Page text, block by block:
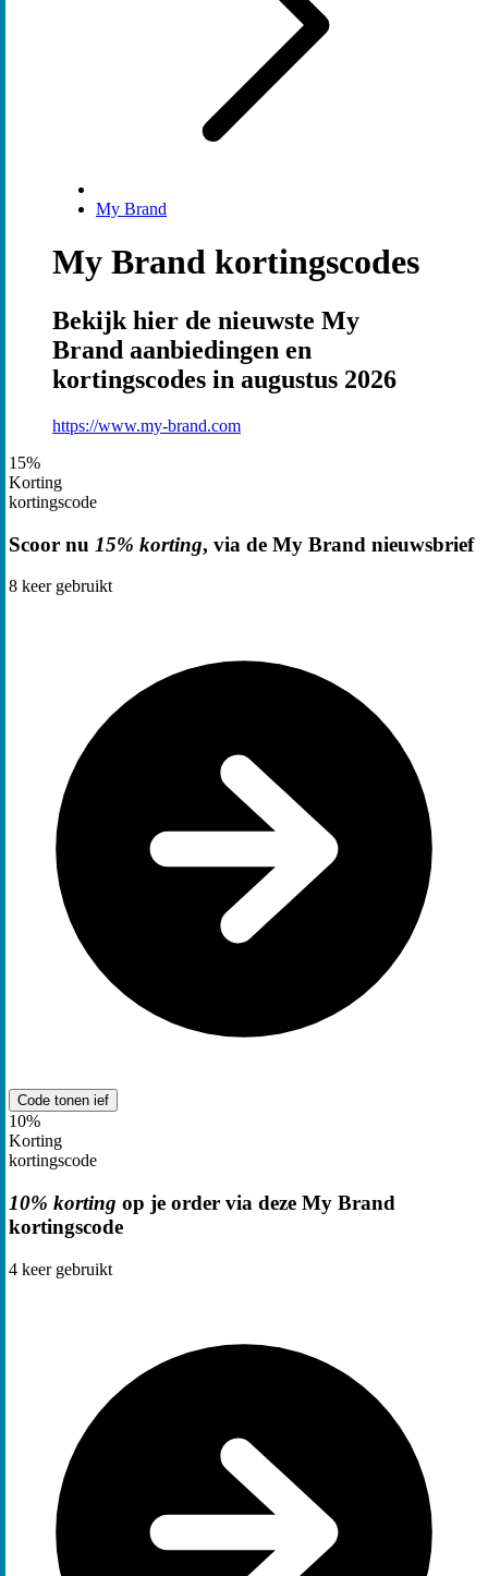
My Brand
My Brand kortingscodes
Bekijk hier de nieuwste My
Brand aanbiedingen en
kortingscodes in augustus 2026
https://www.my-brand.com
15%
Korting
kortingscode
Scoor nu 15% korting, via de My Brand nieuwsbrief
8 keer gebruikt
Code tonen ief
10%
Korting
kortingscode
10% korting op je order via deze My Brand
kortingscode
4 keer gebruikt